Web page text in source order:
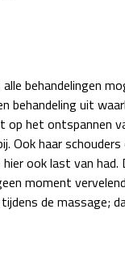
behandelingen
behandeling uit
op het ontspannen
Ook haar
ook last van
moment
de massage;